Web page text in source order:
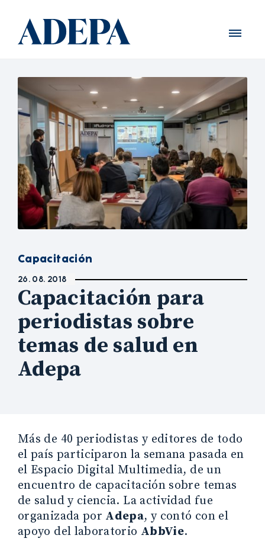
Capacitación
26. 08. 2018
Capacitación para
periodistas sobre
temas de salud en
Adepa
Más de 40 periodistas y editores de todo
el país participaron la semana pasada en
el Espacio Digital Multimedia, de un
encuentro de capacitación sobre temas
de salud y ciencia. La actividad fue
organizada por Adepa, y contó con el
apoyo del laboratorio AbbVie.